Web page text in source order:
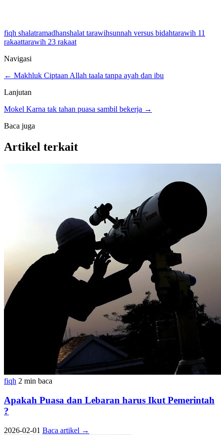
fiqh shalatramadhanshalat tarawihsunnah versus bidahtarawih 11
rakaattarawih 23 rakaat
Navigasi
← Makhluk Ciptaan Allah taala tanpa ayah dan ibu
Lanjutan
Mokel Karna tak tahan puasa sambil bekerja →
Baca juga
Artikel terkait
fiqh 2 min baca
Apakah Puasa dan Lebaran harus Ikut Pemerintah
?
2026-02-01 Baca artikel →